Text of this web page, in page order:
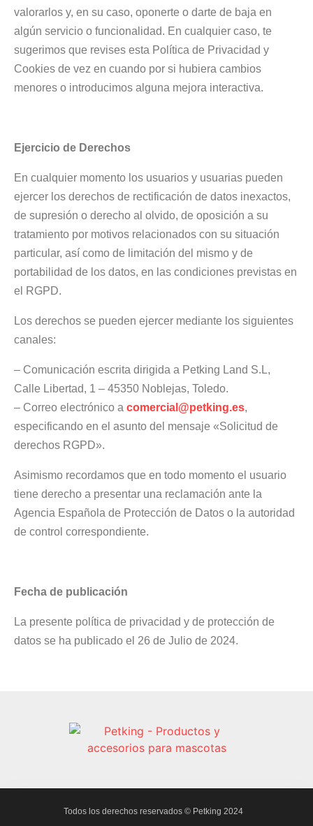
valorarlos y, en su caso, oponerte o darte de baja en
algún servicio o funcionalidad. En cualquier caso, te
sugerimos que revises esta Política de Privacidad y
Cookies de vez en cuando por si hubiera cambios
menores o introducimos alguna mejora interactiva.
Ejercicio de Derechos
En cualquier momento los usuarios y usuarias pueden
ejercer los derechos de rectificación de datos inexactos,
de supresión o derecho al olvido, de oposición a su
tratamiento por motivos relacionados con su situación
particular, así como de limitación del mismo y de
portabilidad de los datos, en las condiciones previstas en
el RGPD.
Los derechos se pueden ejercer mediante los siguientes
canales:
– Comunicación escrita dirigida a Petking Land S.L,
Calle Libertad, 1 – 45350 Noblejas, Toledo.
– Correo electrónico a comercial@petking.es,
especificando en el asunto del mensaje «Solicitud de
derechos RGPD».
Asimismo recordamos que en todo momento el usuario
tiene derecho a presentar una reclamación ante la
Agencia Española de Protección de Datos o la autoridad
de control correspondiente.
Fecha de publicación
La presente política de privacidad y de protección de
datos se ha publicado el 26 de Julio de 2024.
Todos los derechos reservados © Petking 2024